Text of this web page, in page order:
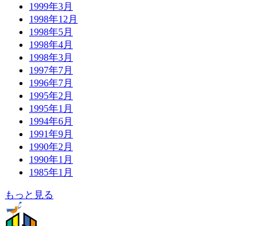
1999年3月
1998年12月
1998年5月
1998年4月
1998年3月
1997年7月
1996年7月
1995年2月
1995年1月
1994年6月
1991年9月
1990年2月
1990年1月
1985年1月
もっと見る